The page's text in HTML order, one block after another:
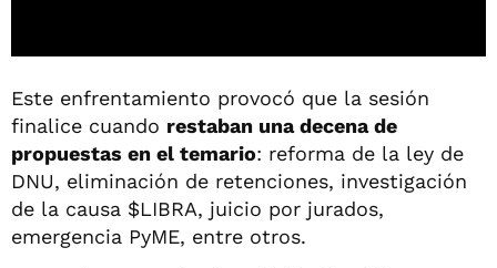
Este enfrentamiento provocó que la sesión
finalice cuando restaban una decena de
propuestas en el temario: reforma de la ley de
DNU, eliminación de retenciones, investigación
de la causa $LIBRA, juicio por jurados,
emergencia PyME, entre otros.